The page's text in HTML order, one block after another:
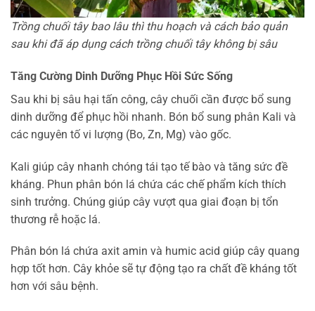
Trồng chuối tây bao lâu thì thu hoạch và cách bảo quản
sau khi đã áp dụng cách trồng chuối tây không bị sâu
Tăng Cường Dinh Dưỡng Phục Hồi Sức Sống
Sau khi bị sâu hại tấn công, cây chuối cần được bổ sung
dinh dưỡng để phục hồi nhanh. Bón bổ sung phân Kali và
các nguyên tố vi lượng (Bo, Zn, Mg) vào gốc.
Kali giúp cây nhanh chóng tái tạo tế bào và tăng sức đề
kháng. Phun phân bón lá chứa các chế phẩm kích thích
sinh trưởng. Chúng giúp cây vượt qua giai đoạn bị tổn
thương rễ hoặc lá.
Phân bón lá chứa axit amin và humic acid giúp cây quang
hợp tốt hơn. Cây khỏe sẽ tự động tạo ra chất đề kháng tốt
hơn với sâu bệnh.